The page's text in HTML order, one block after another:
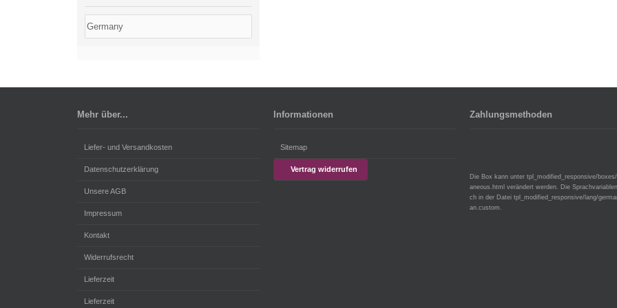
Mehr über...
Liefer- und Versandkosten
Datenschutzerklärung
Unsere AGB
Impressum
Kontakt
Widerrufsrecht
Lieferzeit
Lieferzeit
Informationen
Sitemap
Vertrag widerrufen
Zahlungsmethoden
Die Box kann unter tpl_modified_responsive/boxes/
aneous.html verändert werden. Die
ch in der Datei tpl_modified_responsive/lang/
an.custom.